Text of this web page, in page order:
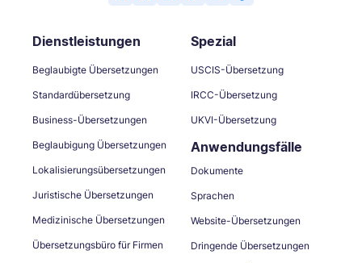
Dienstleistungen
Beglaubigte Übersetzungen
Standardübersetzung
Business-Übersetzungen
Beglaubigung Übersetzungen
Lokalisierungsübersetzungen
Juristische Übersetzungen
Medizinische Übersetzungen
Übersetzungsbüro für Firmen
Spezial
USCIS-Übersetzung
IRCC-Übersetzung
UKVI-Übersetzung
Anwendungsfälle
Dokumente
Sprachen
Website-Übersetzungen
Dringende Übersetzungen